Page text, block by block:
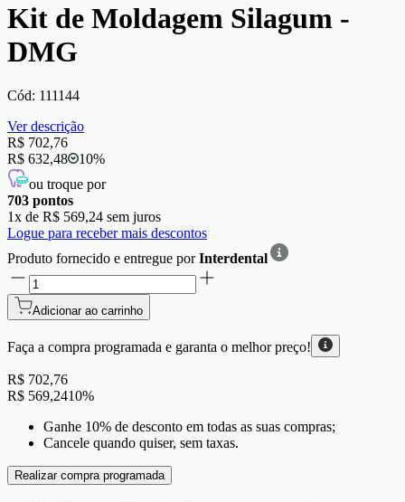
Kit de Moldagem Silagum -
DMG
Cód: 111144
Ver descrição
R$ 702,76
R$ 632,48
10%
ou troque por
703 pontos
1x de R$ 569,24 sem juros
Logue para receber mais descontos
Produto fornecido e entregue porInterdental
Adicionar ao carrinho
Faça a compra programada e garanta o melhor preço!
R$ 702,76
R$ 569,2410%
Ganhe 10% de desconto em todas as suas compras;
Cancele quando quiser, sem taxas.
Realizar compra programada